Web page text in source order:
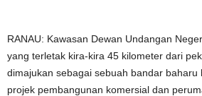
RANAU: Kawasan Dewan Undangan
yang terletak kira-kira 45 kilometer dari
dimajukan sebagai sebuah bandar baharu
projek pembangunan komersial dan